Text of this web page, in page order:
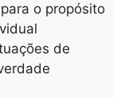
o propósito
de